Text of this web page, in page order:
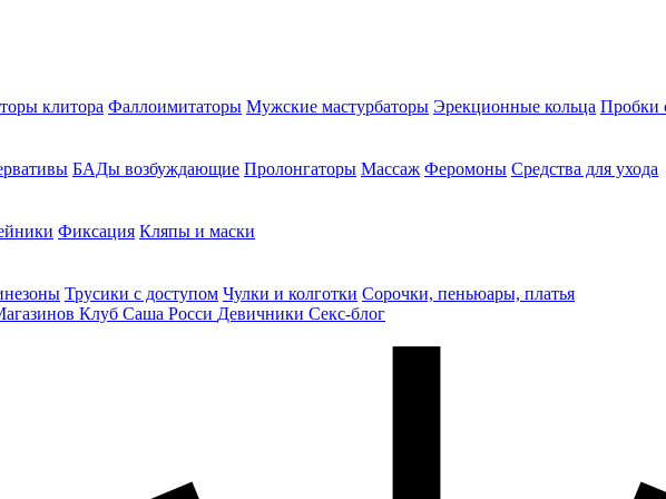
клитора Фаллоимитаторы Мужские мастурбаторы Эрекционные кольца Пробки
БАДы возбуждающие Пролонгаторы Массаж Феромоны Средства для ухода
Фиксация Кляпы и маски
Трусики с доступом Чулки и колготки Сорочки, пеньюары, платья
Клуб Саша Росси Девичники Секс-блог